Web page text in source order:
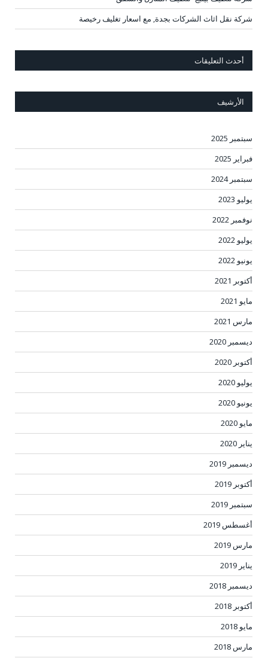
شركة نقل اثاث الشركات بجدة, مع اسعار تغليف رخيصة
أحدث التعليقات
الأرشيف
سبتمبر 2025
فبراير 2025
سبتمبر 2024
يوليو 2023
نوفمبر 2022
يوليو 2022
يونيو 2022
أكتوبر 2021
مايو 2021
مارس 2021
ديسمبر 2020
أكتوبر 2020
يوليو 2020
يونيو 2020
مايو 2020
يناير 2020
ديسمبر 2019
أكتوبر 2019
سبتمبر 2019
أغسطس 2019
مارس 2019
يناير 2019
ديسمبر 2018
أكتوبر 2018
مايو 2018
مارس 2018